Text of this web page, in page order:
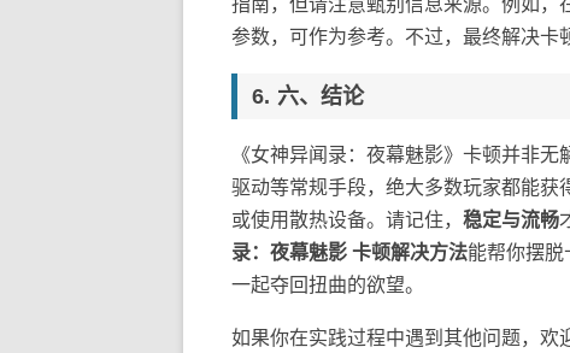
参数，可作为参考。不过，最终解决卡
六、结论
《女神异闻录：夜幕魅影》卡顿并非
驱动等常规手段，绝大多数玩家都能
或使用散热设备。请记住， 稳定与流畅
录：夜幕魅影 卡顿解决方法能帮你摆脱
一起夺回扭曲的欲望。
如果你在实践过程中遇到其他问题，欢